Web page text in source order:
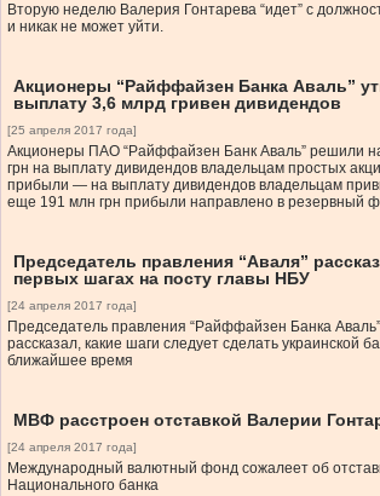
Вторую неделю Валерия Гонтарева “идет” с
и никак не может уйти.
Акционеры “Райффайзен Банка Аваль”
выплату 3,6 млрд гривен дивидендов
[25 апреля 2017 года]
Акционеры ПАО “Райффайзен Банк Аваль” решили
грн на выплату дивидендов владельцам простых
прибыли — на выплату дивидендов владельцам
еще 191 млн грн прибыли направлено в резервный
Председатель правления “Аваля”
первых шагах на посту главы НБУ
[24 апреля 2017 года]
Председатель правления “Райффайзен Банка
рассказал, какие шаги следует сделать украинской
ближайшее время
МВФ расстроен отставкой Валерии
[24 апреля 2017 года]
Международный валютный фонд сожалеет об
Национального банка